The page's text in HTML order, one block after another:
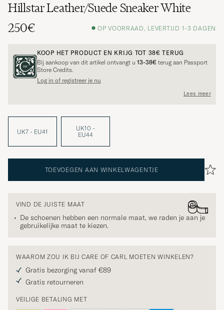
Hillstar Leather/Suede Sneaker White
250€
OP VOORRAAD, LEVERTIJD 1-3 DAGEN
KOOP HET PRODUCT EN KRIJG TOT 38€ TERUG
Bij aankoop van dit artikel ontvangt u 13-38€ terug aan Passport
Store Credits.
Log in of registreer je nu
Lees meer
UK7 - EU41
UK10 -
EU44
TOEVOEGEN AAN WINKELWAGENTJE
VIND DE JUISTE MAAT
De schoenen hebben een normale maat, we raden je aan je
gebruikelijke maat te kiezen.
WAAROM ZOU IK BIJ CARE OF CARL MOETEN WINKELEN?
Gratis bezorging vanaf €89
Gratis retourneren
VEILIGE BETALING MET